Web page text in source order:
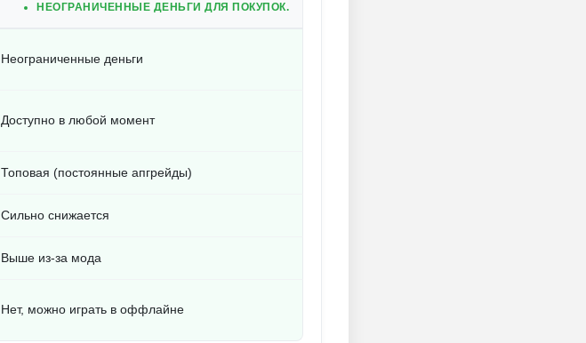
НЕОГРАНИЧЕННЫЕ ДЕНЬГИ ДЛЯ ПОКУПОК.
Неограниченные деньги
Доступно в любой момент
Топовая (постоянные апгрейды)
Сильно снижается
Выше из-за мода
Нет, можно играть в оффлайне